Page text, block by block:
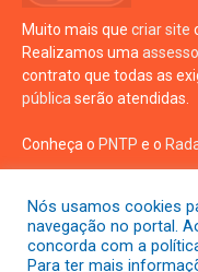
Muito mais que criar site
Realizamos uma
contrato que todas as
pública serão atendidas.
Conheça o PNTP e o
Nós usamos cookies
navegação no portal.
concorda com a
Para ter mais